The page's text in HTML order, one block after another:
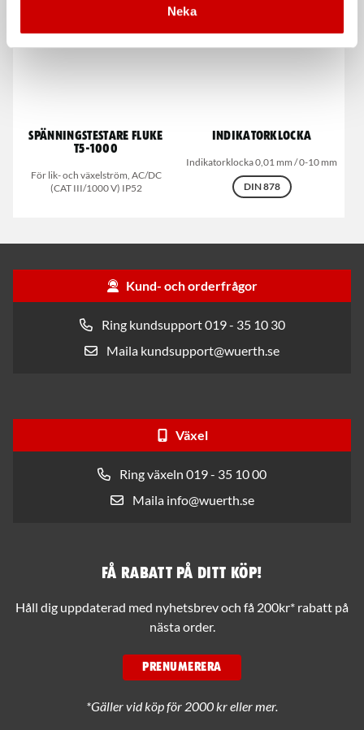
Neka
Spänningstestare Fluke
T5-1000
För lik- och växelström, AC/DC
(CAT III/1000 V) IP52
Indikatorklocka
Indikatorklocka 0,01 mm / 0-10 mm
DIN 878
Kund- och orderfrågor
Ring kundsupport 019 - 35 10 30
Maila kundsupport@wuerth.se
Växel
Ring växeln 019 - 35 10 00
Maila info@wuerth.se
Få rabatt på ditt köp!
Håll dig uppdaterad med nyhetsbrev och få 200kr* rabatt på
nästa order.
PRENUMERERA
*Gäller vid köp för 2000 kr eller mer.